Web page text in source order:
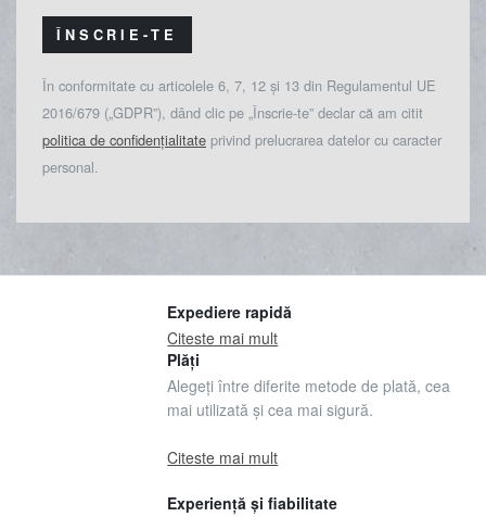
ÎNSCRIE-TE
În conformitate cu articolele 6, 7, 12 și 13 din Regulamentul UE
2016/679 („GDPR”), dând clic pe „Înscrie-te” declar că am citit
politica de confidențialitate privind prelucrarea datelor cu caracter
personal.
Expediere rapidă
Citeste mai mult
Plăți
Alegeți între diferite metode de plată, cea
mai utilizată și cea mai sigură.
Citeste mai mult
Experiență și fiabilitate